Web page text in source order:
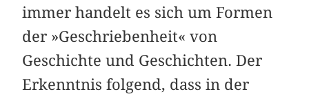
immer handelt es sich um Formen
der »Geschriebenheit« von
Geschichte und Geschichten. Der
Erkenntnis folgend, dass in der